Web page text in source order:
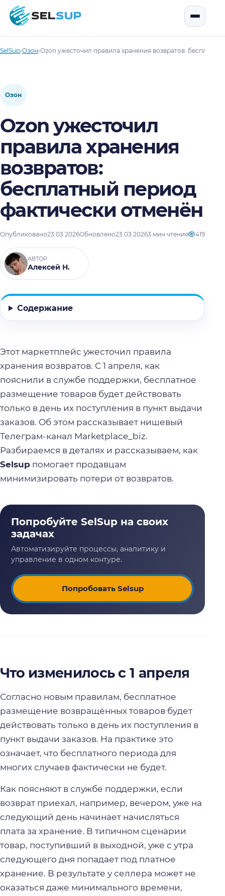
SelSup
SelSup›Озон›Ozon ужесточил правила хранения возвратов:
Озон
Ozon ужесточил
правила хранения
возвратов:
бесплатный период
фактически отменён
Опубликовано23.03.2026Обновлено23.03.20263 мин чтения 419
АВТОР
Алексей Н.
Содержание
Этот маркетплейс ужесточил правила
хранения возвратов. С 1 апреля, как
пояснили в службе поддержки, бесплатное
размещение товаров будет действовать
только в день их поступления в пункт выдачи
заказов. Об этом рассказывает нишевый
Телеграм-канал Marketplace_biz.
Разбираемся в деталях и рассказываем, как
Selsup помогает продавцам
минимизировать потери от возвратов.
Попробовать Selsup
Что изменилось с 1 апреля
Согласно новым правилам, бесплатное
размещение возвращённых товаров будет
действовать только в день их поступления в
пункт выдачи заказов. На практике это
означает, что бесплатного периода для
многих случаев фактически не будет.
Как поясняют в службе поддержки, если
возврат приехал, например, вечером, уже на
следующий день начинает начисляться
плата за хранение. В типичном сценарии
товар, поступивший в выходной, уже с утра
следующего дня попадает под платное
хранение. В результате у селлера может не
оказаться даже минимального времени,